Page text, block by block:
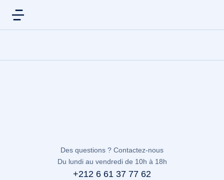
Des questions ? Contactez-nous
Du lundi au vendredi de 10h à 18h
+212 6 61 37 77 62